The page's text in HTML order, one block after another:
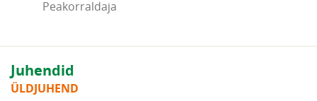
Peakorraldaja
Juhendid
ÜLDJUHEND